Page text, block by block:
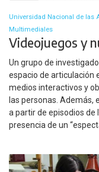
Universidad Nacional de las
Multimediales
Videojuegos y
Un grupo de
espacio de articulación
medios interactivos y
las personas. Además,
a partir de episodios de
presencia de un